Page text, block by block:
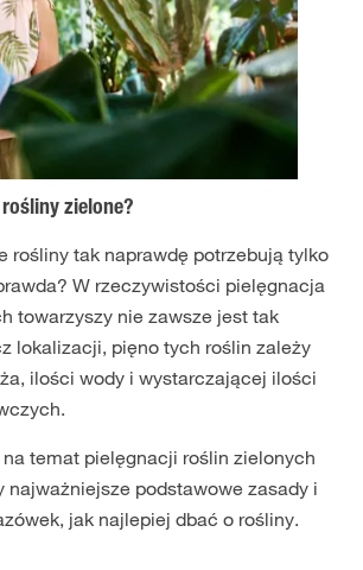
zielone?
rośliny tak naprawdę potrzebują tylko
W rzeczywistości pielęgnacja
towarzyszy nie zawsze jest tak
lokalizacji, pięno tych roślin zależy
ilości wody i wystarczającej ilości
temat pielęgnacji roślin zielonych
najważniejsze podstawowe zasady i
jak najlepiej dbać o rośliny.